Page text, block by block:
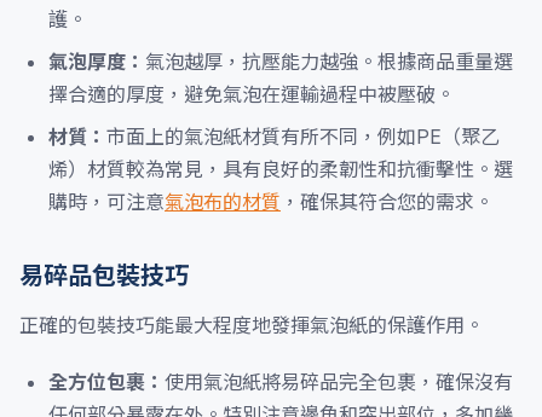
護。
氣泡厚度： 氣泡越厚，抗壓能力越強。根據商品重量選
擇合適的厚度，避免氣泡在運輸過程中被壓破。
材質： 市面上的氣泡紙材質有所不同，例如PE（聚乙
烯）材質較為常見，具有良好的柔韌性和抗衝擊性。選
購時，可注意氣泡布的材質 ，確保其符合您的需求。
易碎品包裝技巧
正確的包裝技巧能最大程度地發揮氣泡紙的保護作用。
全方位包裹： 使用氣泡紙將易碎品完全包裹，確保沒有